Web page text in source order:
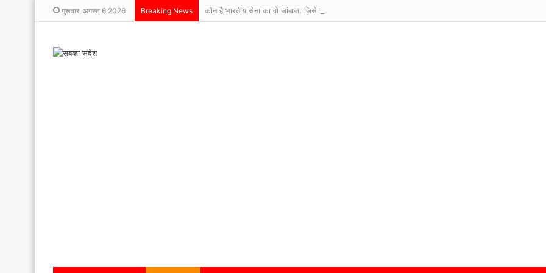
गुरूवार, अगस्त 6 2026 Breaking News कौन है भारतीय सेना का वो जांबाज, जिसे सबसे कम उम्र में मिला परमवीर चक्र सम्मान?